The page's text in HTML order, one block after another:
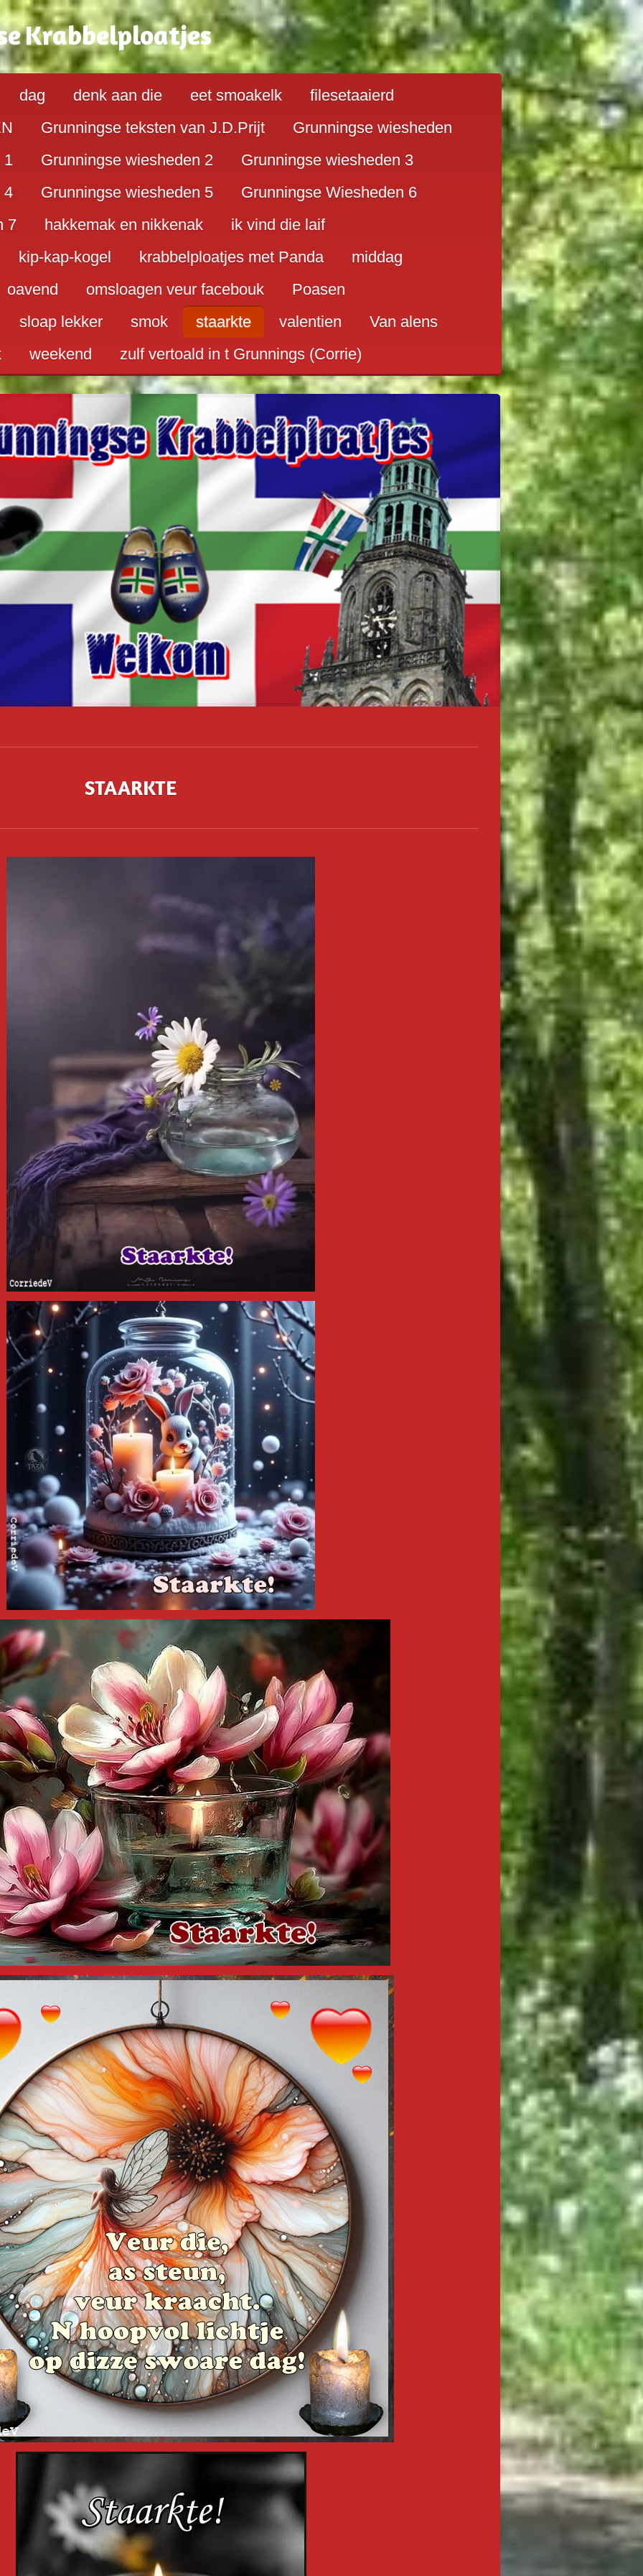
Krabbelploatjes
dag denk aan die eet smoakelk
filesetaaierd
Grunningse teksten van J.D.Prijt
Grunningse wiesheden
1
Grunningse wiesheden 2
Grunningse wiesheden 3
4
Grunningse wiesheden 5
Grunningse Wiesheden 6
7
hakkemak en nikkenak
ik vind die laif
kip-kap-kogel
krabbelploatjes met Panda
middag
oavend
omsloagen veur facebouk
Poasen
sloap lekker
smok staarkte valentien
Van alens
weekend zulf vertoald in t Grunnings (Corrie)